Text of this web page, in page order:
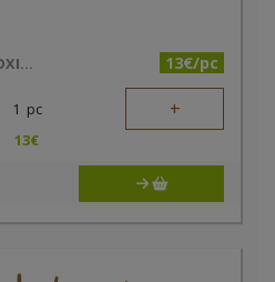
LA MÉDITERRANÉE À PROXIMITÉ 13€/pc
1 pc +
13€